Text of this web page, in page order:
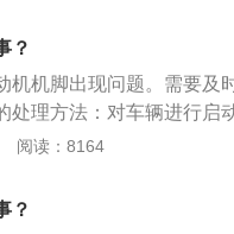
建议车主去4S店或修理
很严重的问题，可以通
物品。
？
机机脚出现问题。需要及
处理方法：对车辆进行启
30秒后接上去，再尝试
题；油质问题；混合气
阅读：8164
？